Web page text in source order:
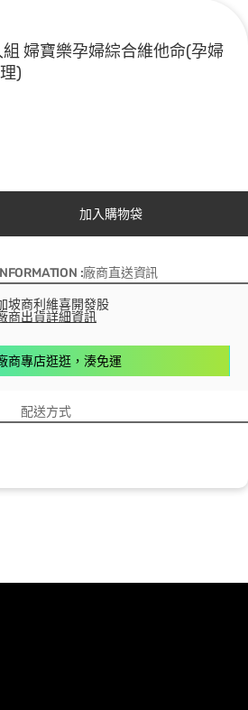
組 婦寶樂孕婦綜合維他命(孕婦
)
加入購物袋
:廠商直送資訊
坡商利維喜開發股
商出貨詳細資訊
商專店逛逛，湊免運
配送方式